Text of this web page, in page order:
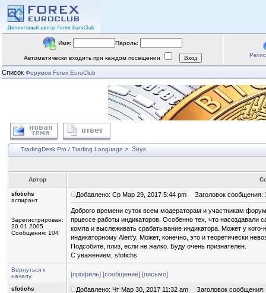
Имя: Пароль:
Автоматически входить при каждом посещении
Список Форумов Forex EuroClub
TradingDesk Pro / Trading Language > Звук
Автор
sfotichs
аспирант
Зарегистрирован:
20.01.2005
Сообщения: 104
Добавлено: Ср Мар 29, 2017 5:44 pm Заголовок сообщения:
Доброго времени суток всем модераторам и участникам
прцессе работы индикаторов. Особенно тех, что насоздавали
компа и выслеживать срабатывание индикатора. Может у кого-
индикаторному Alert'у. Может, конечно, это и теоретически
Подсобите, плиз, если не жалко. Буду очень признателен.
С уважением, sfotichs
Вернуться к
началу
[профиль] [сообщение] [письмо]
sfotichs
Добавлено: Чт Мар 30, 2017 11:32 am Заголовок сообщения: